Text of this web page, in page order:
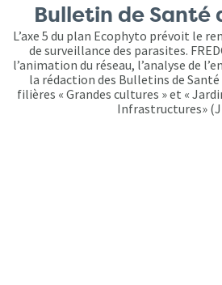
Bulletin de Santé
L’axe 5 du plan Ecophyto prévoit le
de surveillance des parasites.
l’animation du réseau, l’analyse de
la rédaction des Bulletins de Santé
filières « Grandes cultures » et «
Infrastructures»